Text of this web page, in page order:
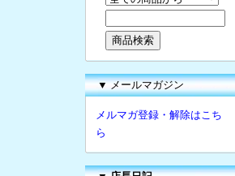
▼ メールマガジン
メルマガ登録・解除はこち
ら